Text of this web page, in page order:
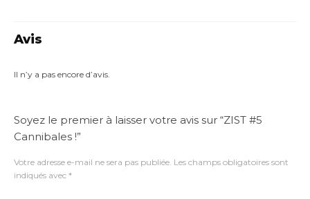
Avis
Il n’y a pas encore d’avis.
Soyez le premier à laisser votre avis sur “ZIST #5
Cannibales !”
Votre adresse e-mail ne sera pas publiée. Les champs obligatoires sont
indiqués avec *